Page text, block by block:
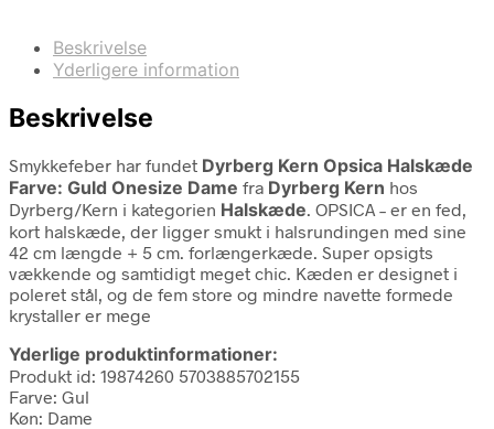
Beskrivelse
Yderligere information
Beskrivelse
Smykkefeber har fundet Dyrberg Kern Opsica Halskæde
Farve: Guld Onesize Dame fra Dyrberg Kern hos
Dyrberg/Kern i kategorien Halskæde. OPSICA – er en fed,
kort halskæde, der ligger smukt i halsrundingen med sine
42 cm længde + 5 cm. forlængerkæde. Super opsigts
vækkende og samtidigt meget chic. Kæden er designet i
poleret stål, og de fem store og mindre navette formede
krystaller er mege
Yderlige produktinformationer:
Produkt id: 19874260 5703885702155
Farve: Gul
Køn: Dame